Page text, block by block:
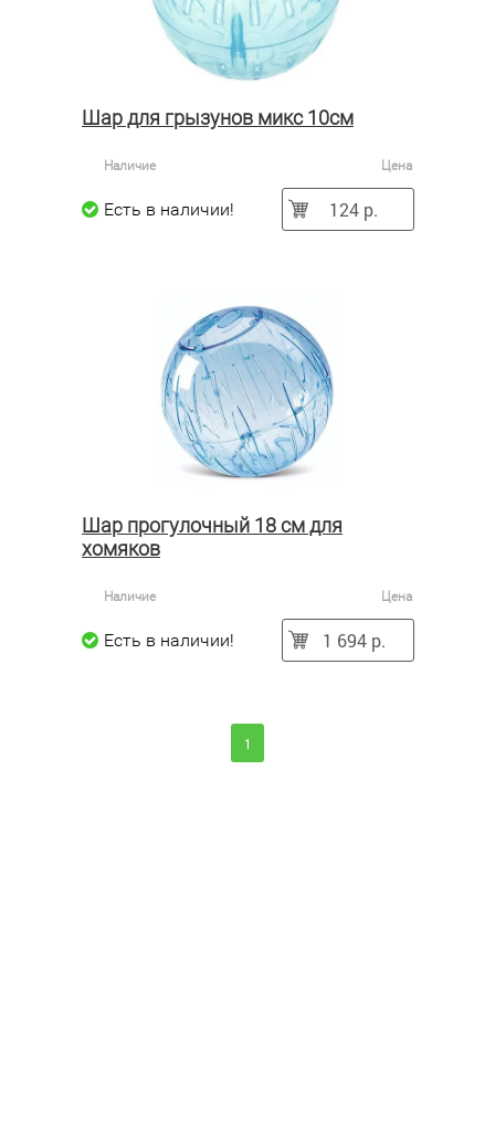
Шар для грызунов микс 10см
Наличие Цена
Есть в наличии! 124 р.
Шар прогулочный 18 см для
хомяков
Наличие Цена
Есть в наличии! 1 694 р.
1